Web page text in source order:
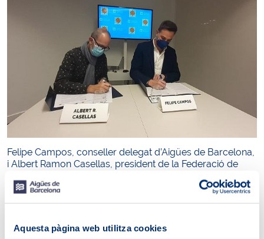
Aquesta pàgina web utilitza cookies
Felipe Campos, conseller delegat d’Aigües de Barcelona,
i Albert Ramon Casellas, president de la Federació de
conveni per implantar aquest servei de
reconstrucció postcovid és ben ferm”, ha explicat Felipe
Campos, que ha destacat que “aliances com aquesta